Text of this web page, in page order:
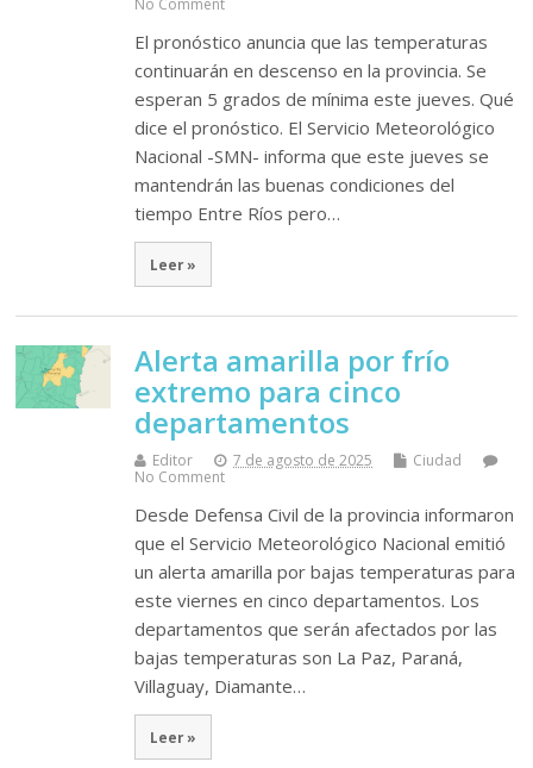
No Comment
El pronóstico anuncia que las temperaturas
continuarán en descenso en la provincia. Se
esperan 5 grados de mínima este jueves. Qué
dice el pronóstico. El Servicio Meteorológico
Nacional -SMN- informa que este jueves se
mantendrán las buenas condiciones del
tiempo Entre Ríos pero…
Leer »
Alerta amarilla por frío
extremo para cinco
departamentos
Editor 7 de agosto de 2025
Ciudad
No Comment
Desde Defensa Civil de la provincia informaron
que el Servicio Meteorológico Nacional emitió
un alerta amarilla por bajas temperaturas para
este viernes en cinco departamentos. Los
departamentos que serán afectados por las
bajas temperaturas son La Paz, Paraná,
Villaguay, Diamante…
Leer »